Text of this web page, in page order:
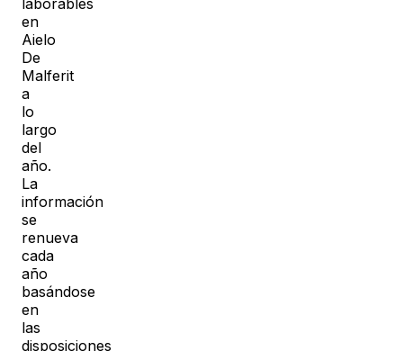
en
Aielo
De
Malferit
a
lo
largo
del
año.
La
información
se
renueva
cada
año
basándose
en
las
disposiciones